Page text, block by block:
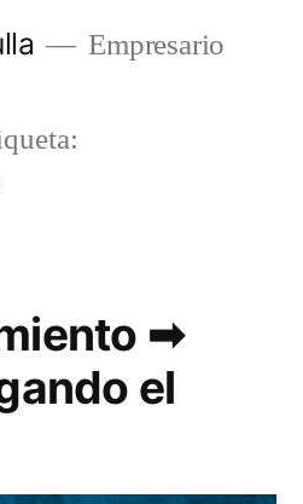
Empresario
➡
el